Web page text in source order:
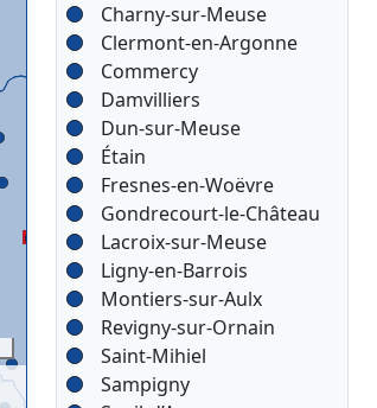
Charny-sur-Meuse
Clermont-en-Argonne
Commercy
Damvilliers
Dun-sur-Meuse
Étain
Fresnes-en-Woëvre
Gondrecourt-le-Château
Lacroix-sur-Meuse
Ligny-en-Barrois
Montiers-sur-Aulx
Revigny-sur-Ornain
Saint-Mihiel
Sampigny